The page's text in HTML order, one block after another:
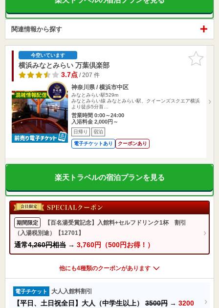
関連情報から探す
お気に入
りに追加
今空いています
横浜みなとみらい 万葉倶楽部
3.7点/ 207 件
神奈川県 / 横浜市中区
みなとみらい駅529m
みなとみらい線 みなとみらい駅、クイーンズスクエア横浜
より徒歩5分首…
営業時間 0:00～24:00
入浴料金 2,000円～
日帰り 宿泊
電子チケットあり クーポンあり
楽天トラベルの宿泊プランを見る
期間限定
【百名湯受賞記念】入館料+セルフドリンク1杯 割引
（入湯税別途）【12701】
通常4,260円相当 → 3,760円（500円お得！）
他にも4種類のクーポンがあります
電子チケット 大人入館料割引
【平日、土日祝全日】大人（中学生以上） 3500円 → 3200